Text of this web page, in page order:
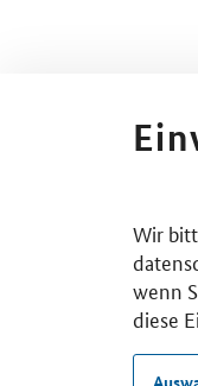
Wir
wenn
diese